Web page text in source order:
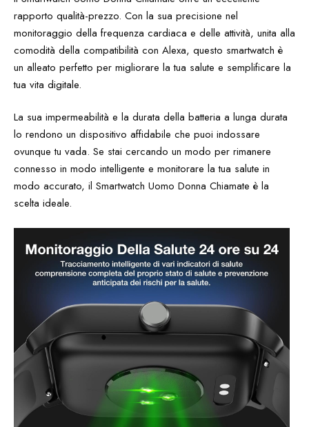
rapporto qualità-prezzo. Con la sua precisione nel
monitoraggio della frequenza cardiaca e delle attività, unita alla
comodità della compatibilità con Alexa, questo smartwatch è
un alleato perfetto per migliorare la tua salute e semplificare la
tua vita digitale.
La sua impermeabilità e la durata della batteria a lunga durata
lo rendono un dispositivo affidabile che puoi indossare
ovunque tu vada. Se stai cercando un modo per rimanere
connesso in modo intelligente e monitorare la tua salute in
modo accurato, il Smartwatch Uomo Donna Chiamate è la
scelta ideale.